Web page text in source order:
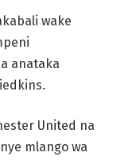
wake
anataka
United na
mlango wa